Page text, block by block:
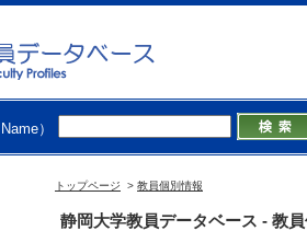
）
トップページ > 教員個別情報
静岡大学教員データベース - 教
（2022年8月 )
[備考] 「協働の体
村イノベーショ
[2]. 公益財団法人
126 (2022 Spring)
[備考] 「時代とと